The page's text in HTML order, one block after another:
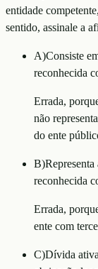
entidade
sentido, assinale a
A)Consiste
reconhecida
Errada,
não
do ente
B)
reconhecida
Errada,
ente com
C)Dívida